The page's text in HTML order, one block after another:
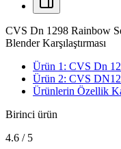
CVS Dn 1298 Rainbow
Blender Karşılaştırması
Ürün 1: CVS Dn
Ürün 2: CVS
Ürünlerin Özellik
Birinci ürün
4.6 / 5